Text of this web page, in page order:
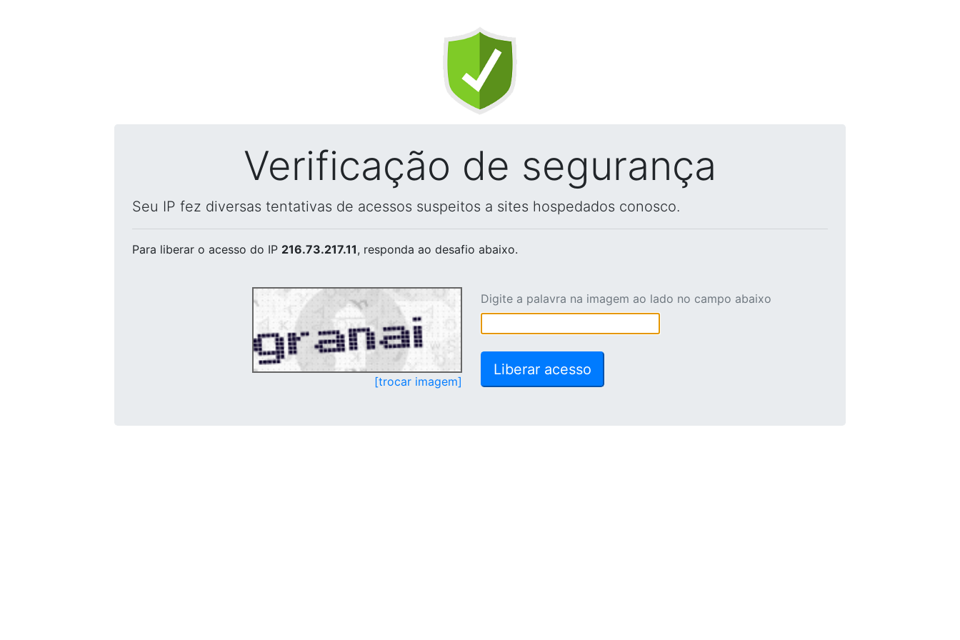
Verificação de segurança
Seu IP fez diversas tentativas de acessos suspeitos a sites hospedados conosco.
Para liberar o acesso do IP 216.73.217.11, responda ao desafio abaixo.
[trocar imagem]
Digite a palavra na imagem ao lado no campo abaixo